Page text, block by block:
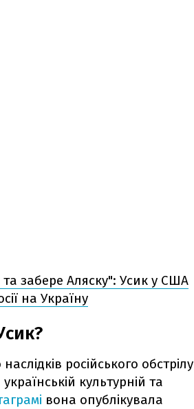
забере Аляску": Усик у США
на Україну
російського обстрілу
культурній та
вона опублікувала